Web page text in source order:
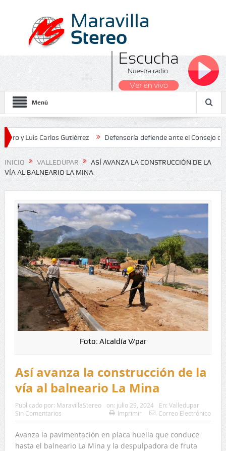
Menú
Carlos Gutiérrez Defensoría defiende ante el Consejo de
2026
INICIO VALLEDUPAR
ASÍ AVANZA LA CONSTRUCCIÓN DE LA
VÍA AL BALNEARIO LA MINA
Foto: Alcaldía V/par
Así avanza la construcción de la
vía al balneario La Mina
Publicado por: MaravillaStereo on: julio 29, 2024 En: Valledupar
Sin Comentarios
Imprimir Correo Electrónico
Avanza la pavimentación en placa huella que conduce
hasta el balneario La Mina y la despulpadora de fruta